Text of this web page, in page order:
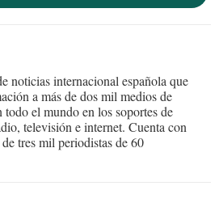
noticias internacional española que
a más de dos mil medios de
el mundo en los soportes de
televisión e internet. Cuenta con
tres mil periodistas de 60